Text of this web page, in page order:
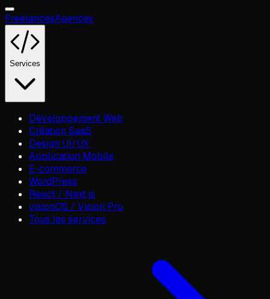
FreelancesAgences
Services
Développement Web
Création SaaS
Design UI/UX
Application Mobile
E-commerce
WordPress
React / Next.js
visionOS / Vision Pro
Tous les services